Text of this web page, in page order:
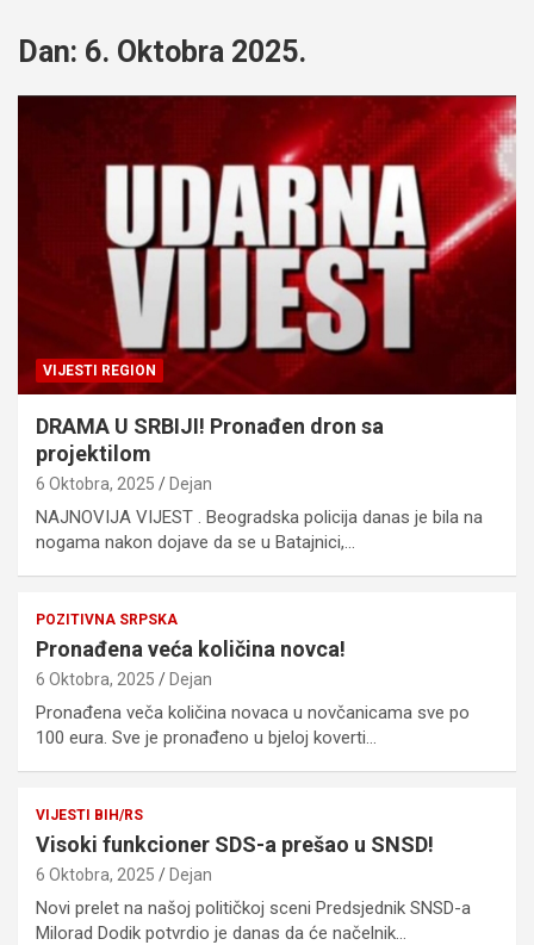
Dan: 6. Oktobra 2025.
VIJESTI REGION
DRAMA U SRBIJI! Pronađen dron sa
projektilom
6 Oktobra, 2025 Dejan
NAJNOVIJA VIJEST . Beogradska policija danas je bila na
nogama nakon dojave da se u Batajnici,…
POZITIVNA SRPSKA
Pronađena veća količina novca!
6 Oktobra, 2025 Dejan
Pronađena veča količina novaca u novčanicama sve po
100 eura. Sve je pronađeno u bjeloj koverti…
VIJESTI BIH/RS
Visoki funkcioner SDS-a prešao u SNSD!
6 Oktobra, 2025 Dejan
Novi prelet na našoj političkoj sceni Predsjednik SNSD-a
Milorad Dodik potvrdio je danas da će načelnik…